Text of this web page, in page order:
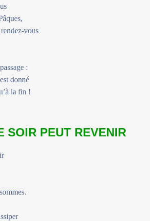
vous
:
donné
la fin !
SOIR PEUT REVENIR